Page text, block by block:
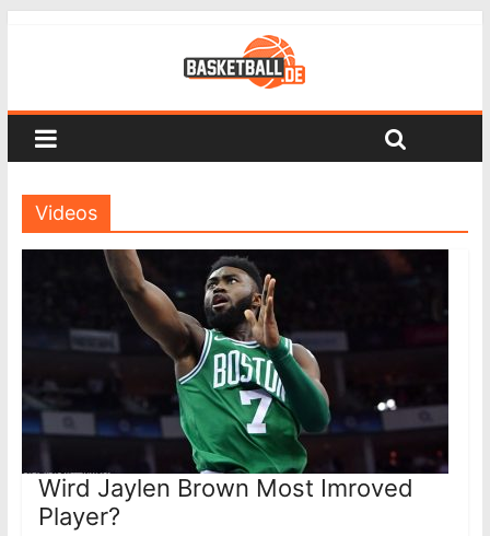
Videos
Wird Jaylen Brown Most Imroved
Player?